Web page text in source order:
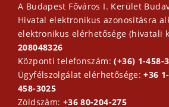
A Budapest Főváros I. Kerület
Hivatal elektronikus azonosításra
elektronikus elérhetősége (hivatali
208048326
Központi telefonszám:(+36) 1-458-
Ügyfélszolgálat elérhetősége:+36
458-3025
Zöldszám: +36 80-204-275